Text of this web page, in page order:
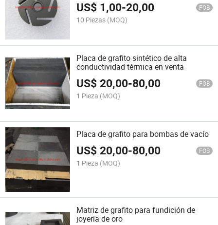
US$ 1,00-20,00 FOB
10 Piezas (MOQ)
Placa de grafito sintético de alta
conductividad térmica en venta
US$20,00-80,00 FOB
1 Pieza (MOQ)
Placa de grafito para bombas de vacío
US$20,00-80,00 FOB
1 Pieza (MOQ)
Matriz de grafito para fundición de
joyería de oro